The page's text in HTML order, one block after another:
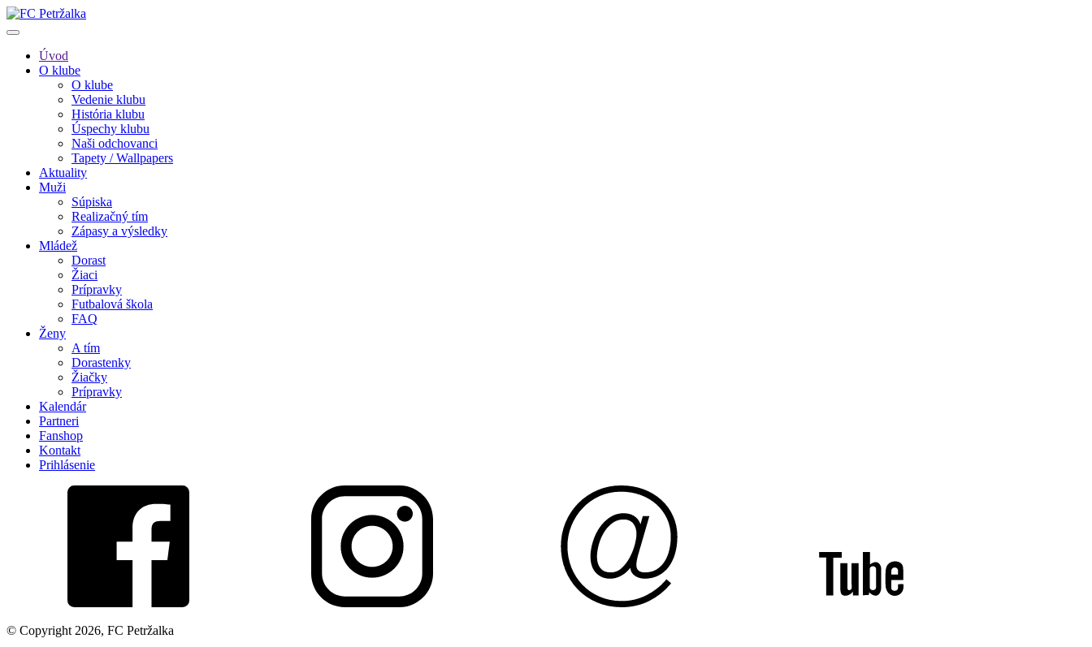
Úvod
O klube
O klube
Vedenie klubu
História klubu
Úspechy klubu
Naši odchovanci
Tapety / Wallpapers
Aktuality
Muži
Súpiska
Realizačný tím
Zápasy a výsledky
Mládež
Dorast
Žiaci
Prípravky
Futbalová škola
FAQ
Ženy
A tím
Dorastenky
Žiačky
Prípravky
Kalendár
Partneri
Fanshop
Kontakt
Prihlásenie
© Copyright 2026, FC Petržalka